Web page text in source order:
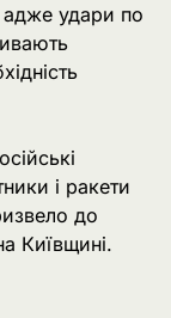
удари по
і ракети
до
Київщині.